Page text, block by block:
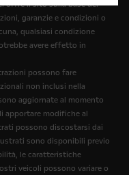
offre il sito sulla base del
garanzie e condizioni o
qualsiasi condizione
avere effetto in
possono fare
non inclusi nella
aggiornate al momento
apportare modifiche al
possono discostarsi dai
sono disponibili previo
le caratteristiche
veicoli possono variare o